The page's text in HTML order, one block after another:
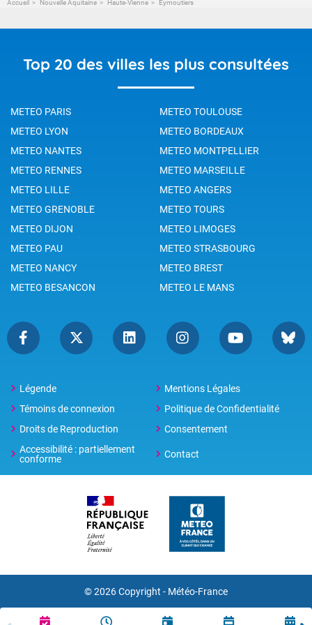
Accueil Nouvelle Aquitaine Haute-Vienne Eymoutiers
Top 20 des villes les plus consultées
METEO PARIS
METEO TOULOUSE
METEO LYON
METEO BORDEAUX
METEO NANTES
METEO MONTPELLIER
METEO RENNES
METEO MARSEILLE
METEO LILLE
METEO ANGERS
METEO GRENOBLE
METEO TOURS
METEO DIJON
METEO LIMOGES
METEO PAU
METEO STRASBOURG
METEO NANCY
METEO BREST
METEO BESANCON
METEO LE MANS
Légende
Mentions Légales
Témoins de connexion
Politique de Confidentialité
Droits de Reproduction
Consentement
Accessibilité : partiellement
conforme
Contact
© 2026 Copyright - Météo-France